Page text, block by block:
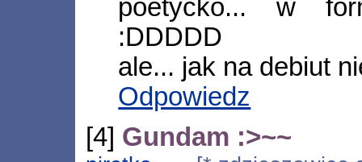
poetycko... w
:DDDDD
ale... jak na debiut
Odpowiedz
[4] Gundam :>~~